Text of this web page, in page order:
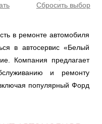
Сбросить выбор
в ремонте автомобиля
в автосервис «Белый
Компания предлагает
и ремонту
популярный Форд